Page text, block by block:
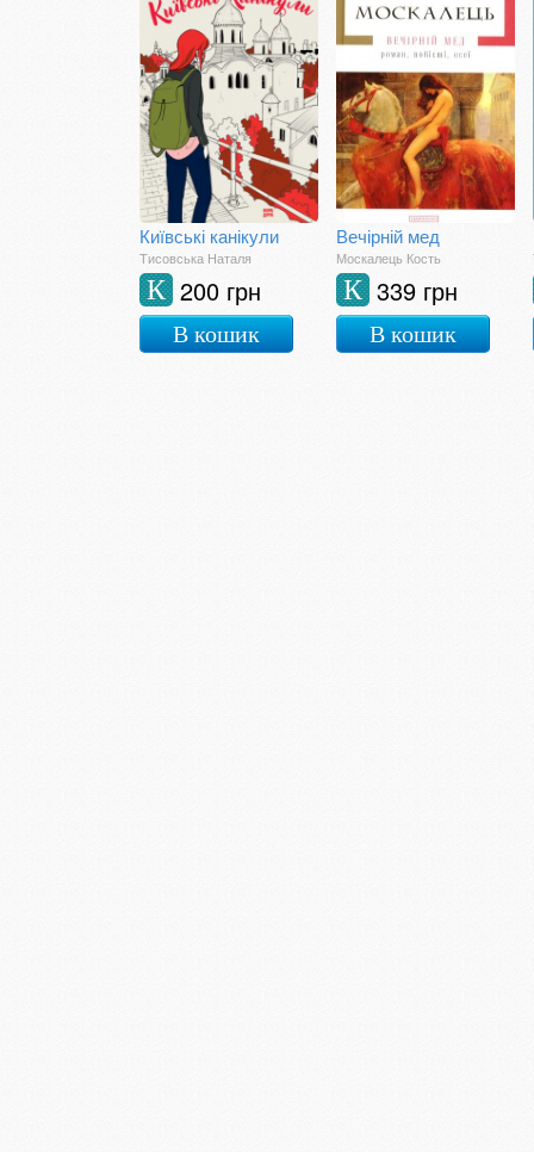
Київські канікули
Тисовська Наталя
200 грн
К
В кошик
Вечірній мед
Москалець Кость
339 грн
К
В кошик